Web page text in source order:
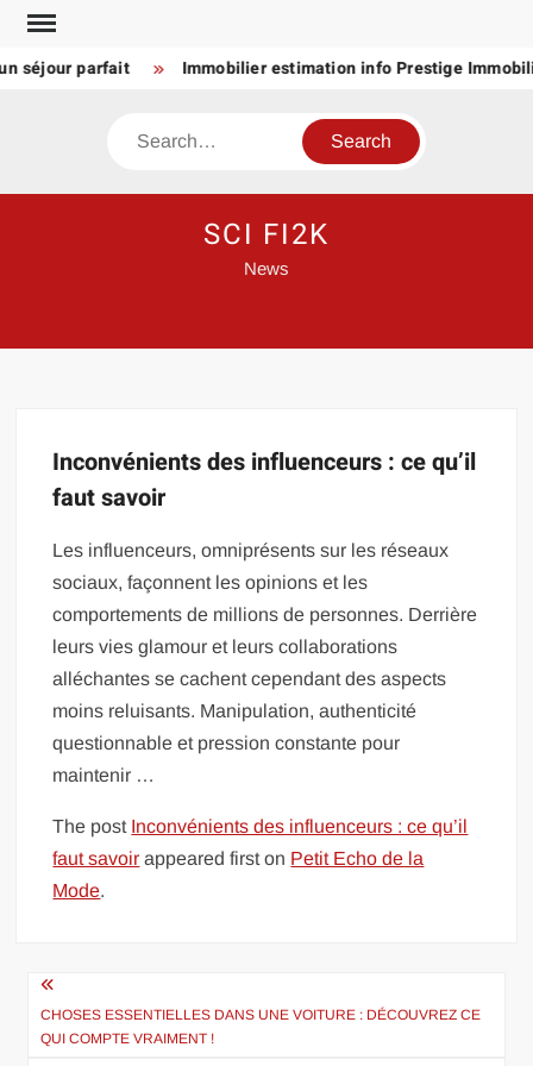
Skip
content
séjour parfait Immobilier estimation info Prestige
Search
SCI FI2K
News
Inconvénients des influenceurs : ce qu’il
faut savoir
Les influenceurs, omniprésents sur les réseaux
sociaux, façonnent les opinions et les
comportements de millions de personnes. Derrière
leurs vies glamour et leurs collaborations
alléchantes se cachent cependant des aspects
moins reluisants. Manipulation, authenticité
questionnable et pression constante pour
maintenir …
The post Inconvénients des influenceurs : ce qu’il
faut savoir appeared first on Petit Echo de la
Mode.
Navigation
de
CHOSES ESSENTIELLES DANS UNE VOITURE : DÉCOUVREZ CE
QUI COMPTE VRAIMENT !